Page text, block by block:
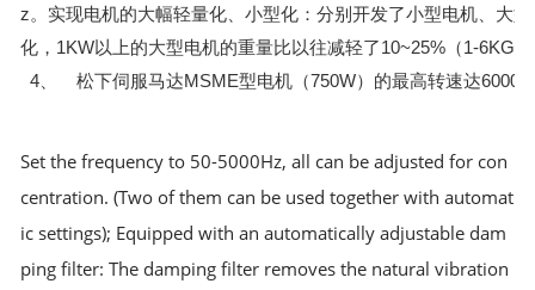
z。实现电机的大幅轻量化、小型化：分别开发了小型电机、大
化，1KW以上的大型电机的重量比以往减轻了10~25%（1-6KG
4、 松下伺服马达MSME型电机（750W）的最高转速达
Set the frequency to 50-5000Hz, all can be adjusted for con
centration. (Two of them can be used together with automat
ic settings); Equipped with an automatically adjustable dam
ping filter: The damping filter removes the natural vibration